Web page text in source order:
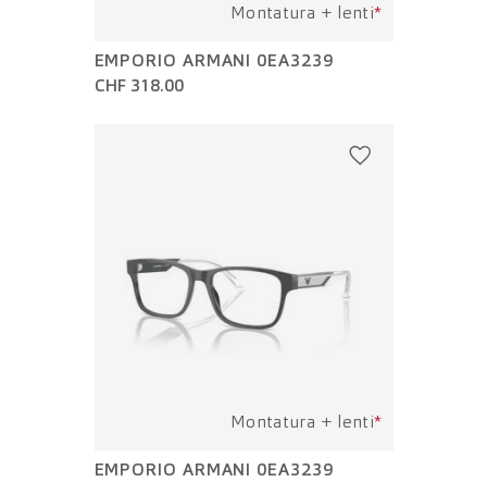
Montatura + lenti*
EMPORIO ARMANI 0EA3239
CHF 318.00
Montatura + lenti*
EMPORIO ARMANI 0EA3239